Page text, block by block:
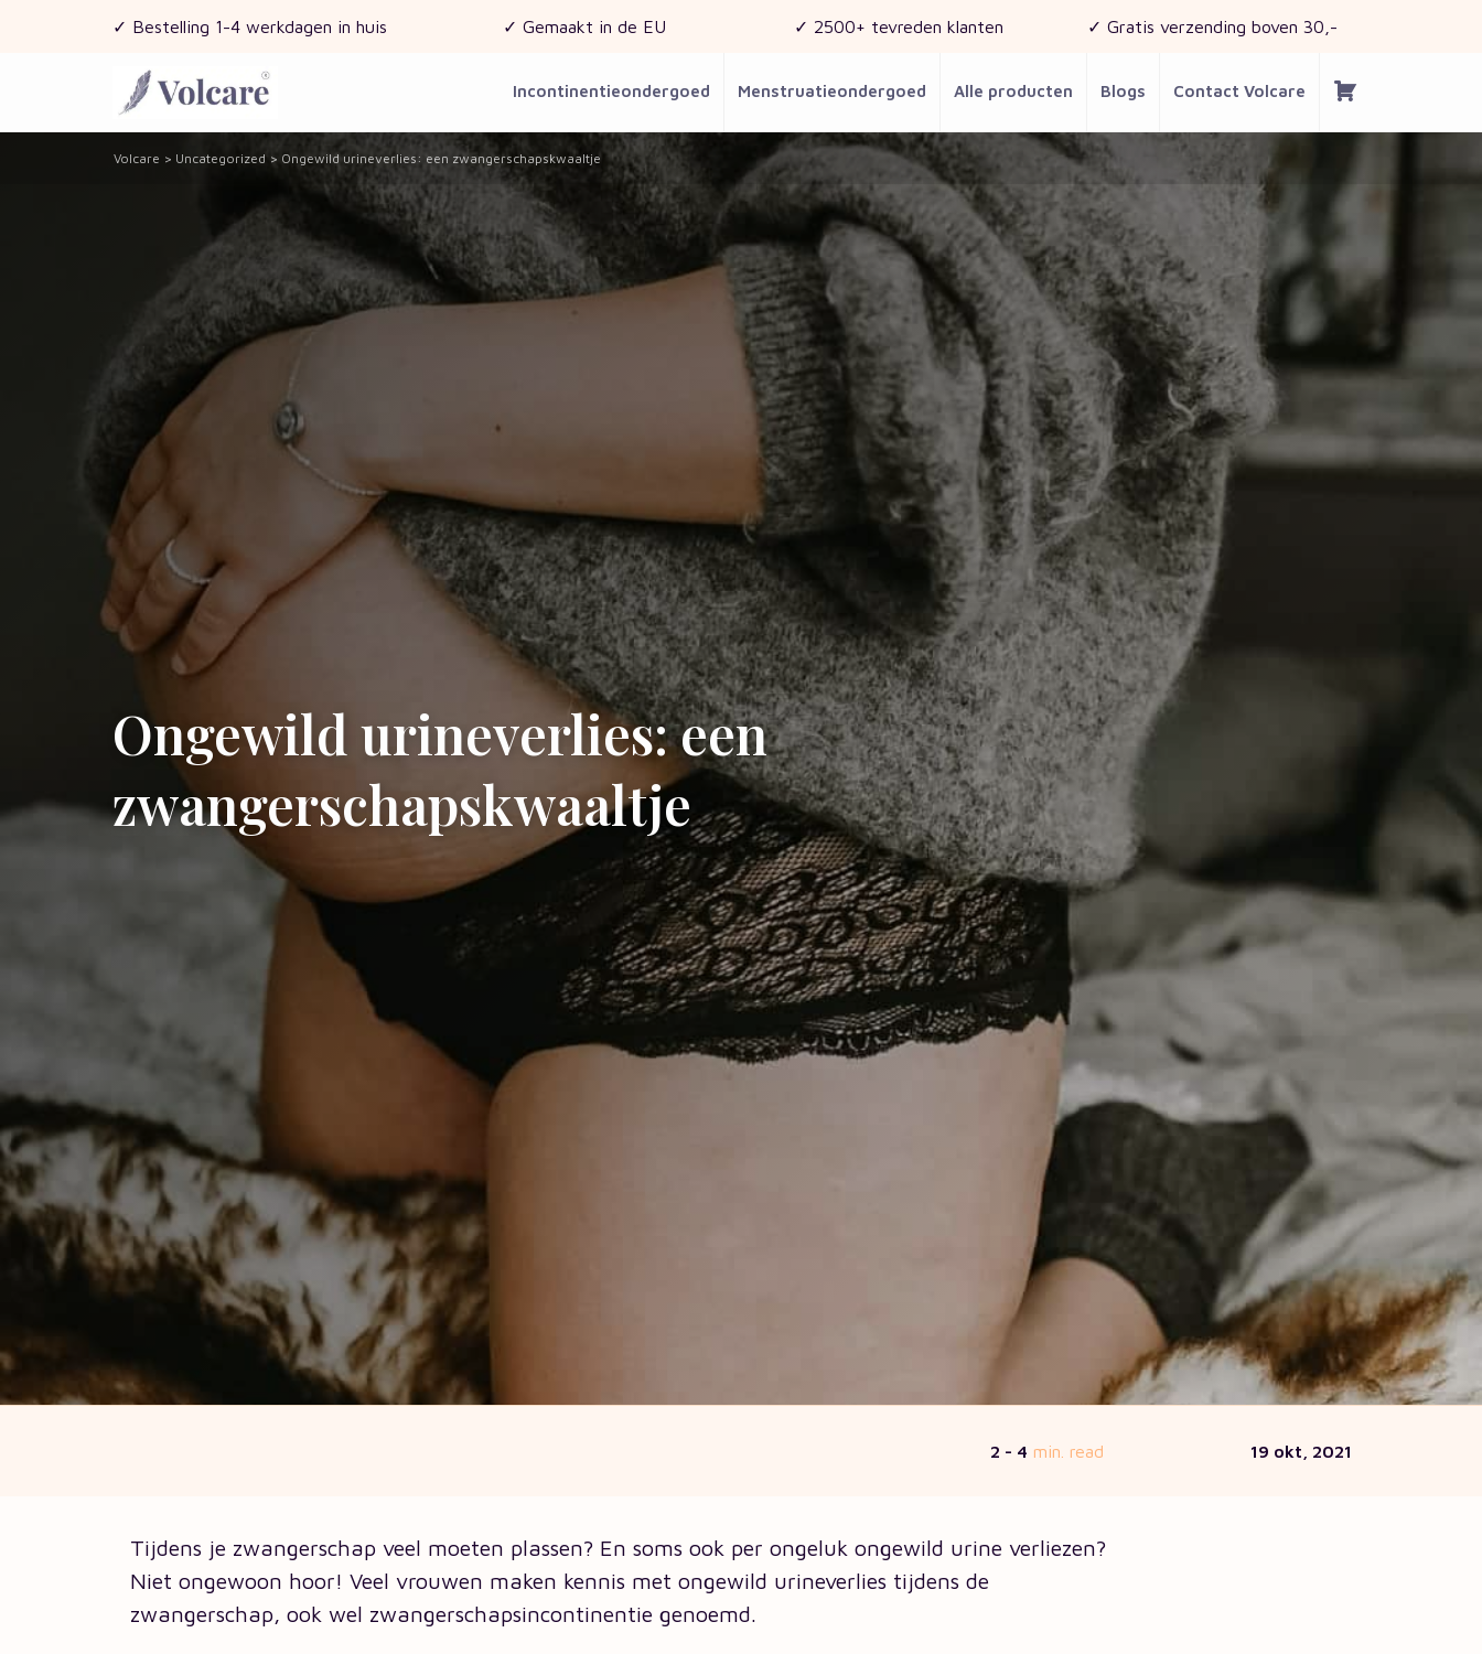
✓ Bestelling 1-4 werkdagen in huis ✓ Gemaakt in de EU ✓ 2500+ tevreden klanten ✓ Gratis verzending boven 30,-
Incontinentieondergoed Menstruatieondergoed Alle producten Blogs Contact Volcare
Volcare > Uncategorized > Ongewild urineverlies: een zwangerschapskwaaltje
Ongewild urineverlies: een
zwangerschapskwaaltje
2 - 4 min. read 19 okt, 2021
Tijdens je zwangerschap veel moeten plassen? En soms ook per ongeluk ongewild urine verliezen?
Niet ongewoon hoor! Veel vrouwen maken kennis met ongewild urineverlies tijdens de
zwangerschap, ook wel zwangerschapsincontinentie genoemd.